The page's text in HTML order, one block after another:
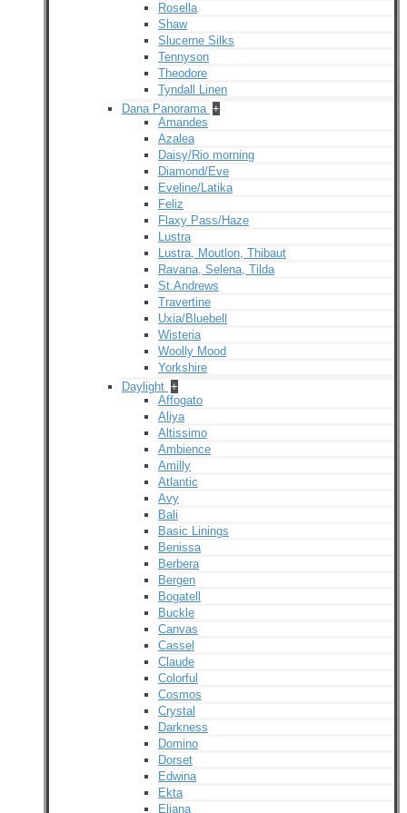
Rosella
Shaw
Slucerne Silks
Tennyson
Theodore
Tyndall Linen
Dana Panorama +
Amandes
Azalea
Daisy/Rio morning
Diamond/Eve
Eveline/Latika
Feliz
Flaxy Pass/Haze
Lustra
Lustra, Moutlon, Thibaut
Ravana, Selena, Tilda
St.Andrews
Travertine
Uxia/Bluebell
Wisteria
Woolly Mood
Yorkshire
Daylight +
Affogato
Aliya
Altissimo
Ambience
Amilly
Atlantic
Avy
Bali
Basic Linings
Benissa
Berbera
Bergen
Bogatell
Buckle
Canvas
Cassel
Claude
Colorful
Cosmos
Crystal
Darkness
Domino
Dorset
Edwina
Ekta
Eliana